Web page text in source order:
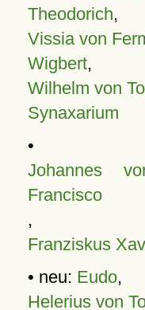
Theodorich,
Vissia von
Wigbert,
Wilhelm von
Synaxarium
•
Johannes
Francisco
,
Franziskus
• neu: Eudo,
Helerius von